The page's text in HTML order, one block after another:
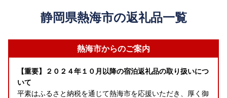
静岡県熱海市の返礼品一覧
熱海市からのご案内
【重要】２０２４年１０月以降の宿泊返礼品の取り扱いにつ
いて
平素はふるさと納税を通じて熱海市を応援いただき、厚く御